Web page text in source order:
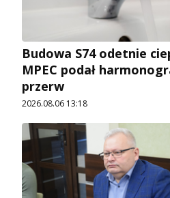
Budowa S74 odetnie
MPEC podał
przerw
2026.08.06 13:18